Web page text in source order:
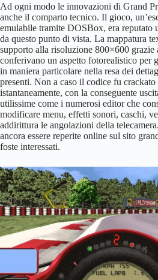
Ad ogni modo le innovazioni di Grand
anche il comparto tecnico. Il gioco,
emulabile tramite DOSBox, era reputato
da questo punto di vista. La mappatura
supporto alla risoluzione 800×600
conferivano un aspetto fotorealistico per
in maniera particolare nella resa dei
presenti. Non a caso il codice fu crackato
istantaneamente, con la conseguente
utilissime come i numerosi editor che
modificare menu, effetti sonori, caschi,
addirittura le angolazioni della
ancora essere reperite online sul sito
foste interessati.